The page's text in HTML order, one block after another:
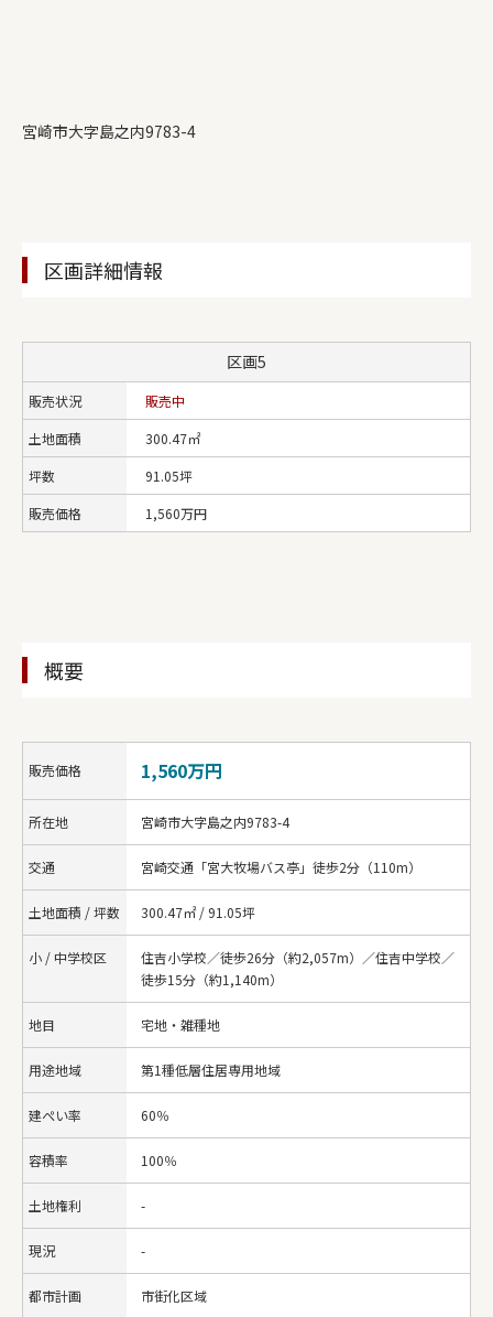
宮崎市大字島之内9783-4
区画詳細情報
区画5
販売状況
販売中
土地面積
300.47㎡
坪数
91.05坪
販売価格
1,560万円
概要
販売価格 1,560万円
所在地 宮崎市大字島之内9783-4
交通 宮崎交通「宮大牧場バス亭」徒歩2分（110m）
土地面積 / 坪数 300.47㎡ / 91.05坪
小 / 中学校区
住吉小学校／徒歩26分（約2,057m）／住吉中学校／
徒歩15分（約1,140m）
地目 宅地・雑種地
用途地域 第1種低層住居専用地域
建ぺい率 60％
容積率 100％
土地権利 -
現況 -
都市計画 市街化区域